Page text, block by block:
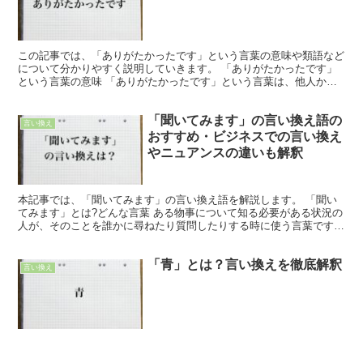
この記事では、「ありがたかったです」という言葉の意味や類語など
について分かりやすく説明していきます。 「ありがたかったです」
という言葉の意味 「ありがたかったです」という言葉は、他人から
言い換え
「聞いてみます」の言い換え語の
おすすめ・ビジネスでの言い換え
やニュアンスの違いも解釈
本記事では、「聞いてみます」の言い換え語を解説します。 「聞い
てみます」とは?どんな言葉 ある物事について知る必要がある状況の
人が、そのことを誰かに尋ねたり質問したりする時に使う言葉です。
言い換え 「青」とは？言い換えを徹底解釈